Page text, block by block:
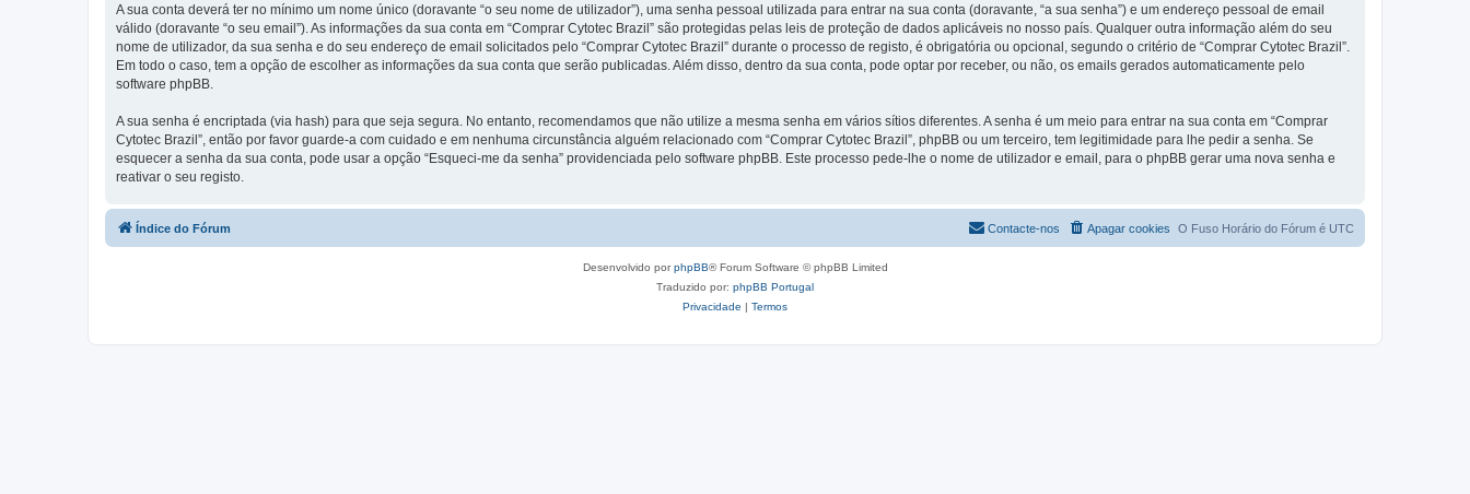
A sua conta deverá ter no mínimo um nome único (doravante “o seu nome de utilizador”), uma senha pessoal utilizada para entrar na sua conta (doravante, “a sua senha”) e um endereço pessoal de email
válido (doravante “o seu email”). As informações da sua conta em “Comprar Cytotec Brazil” são protegidas pelas leis de proteção de dados aplicáveis no nosso país. Qualquer outra informação além do seu
nome de utilizador, da sua senha e do seu endereço de email solicitados pelo “Comprar Cytotec Brazil” durante o processo de registo, é obrigatória ou opcional, segundo o critério de “Comprar Cytotec Brazil”.
Em todo o caso, tem a opção de escolher as informações da sua conta que serão publicadas. Além disso, dentro da sua conta, pode optar por receber, ou não, os emails gerados automaticamente pelo
software phpBB.
A sua senha é encriptada (via hash) para que seja segura. No entanto, recomendamos que não utilize a mesma senha em vários sítios diferentes. A senha é um meio para entrar na sua conta em “Comprar
Cytotec Brazil”, então por favor guarde-a com cuidado e em nenhuma circunstância alguém relacionado com “Comprar Cytotec Brazil”, phpBB ou um terceiro, tem legitimidade para lhe pedir a senha. Se
esquecer a senha da sua conta, pode usar a opção “Esqueci-me da senha” providenciada pelo software phpBB. Este processo pede-lhe o nome de utilizador e email, para o phpBB gerar uma nova senha e
reativar o seu registo.
Índice do Fórum O Fuso Horário do Fórum é UTC
Apagar cookies
Contacte-nos
Desenvolvido porphpBB® Forum Software © phpBB Limited
Traduzido por: phpBB Portugal
Privacidade | Termos